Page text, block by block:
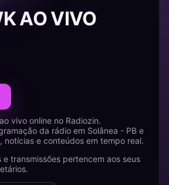
AO VIVO
vivo online no Radiozin.
da rádio em Solânea - PB e
notícias e conteúdos em tempo real.
transmissões pertencem aos seus